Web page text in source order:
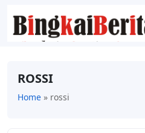
ROSSI
Home » rossi